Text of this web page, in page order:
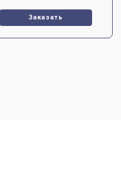
Заказать